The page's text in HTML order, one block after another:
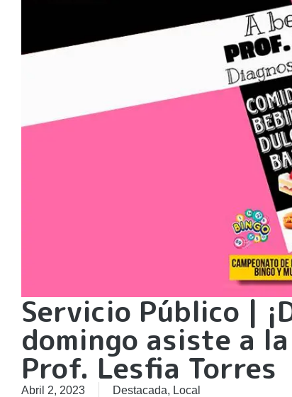
Servicio Público |
domingo asiste a
Prof. Lesfia Torres
Abril 2, 2023 Destacada, Local